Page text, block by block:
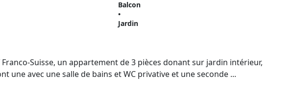
Balcon
•
Jardin
Suisse, un appartement de 3 pièces donant sur jardin intérieur,
une avec une salle de bains et WC privative et une seconde ...